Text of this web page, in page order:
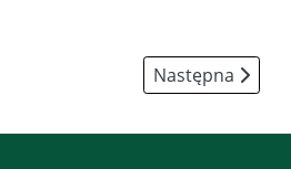
MikołajkowyNastępna
Następna